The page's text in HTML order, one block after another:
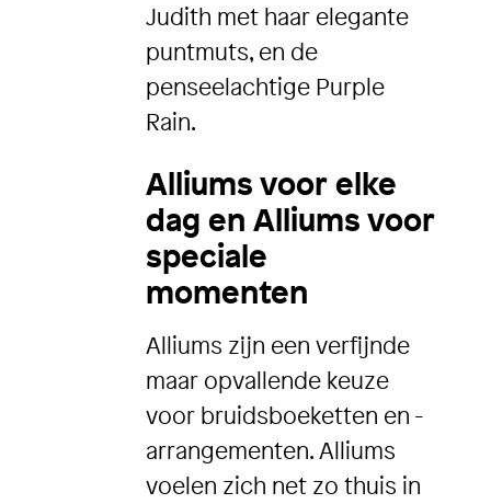
Judith met haar elegante
puntmuts, en de
penseelachtige Purple
Rain.
Alliums voor elke
dag en Alliums voor
speciale
momenten
Alliums zijn een verfijnde
maar opvallende keuze
voor bruidsboeketten en -
arrangementen. Alliums
voelen zich net zo thuis in